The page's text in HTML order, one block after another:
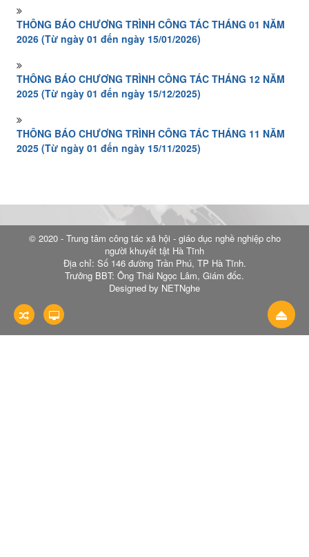
THÔNG BÁO CHƯƠNG TRÌNH CÔNG TÁC THÁNG 01 NĂM
2026 (Từ ngày 01 đến ngày 15/01/2026)
THÔNG BÁO CHƯƠNG TRÌNH CÔNG TÁC THÁNG 12 NĂM
2025 (Từ ngày 01 đến ngày 15/12/2025)
THÔNG BÁO CHƯƠNG TRÌNH CÔNG TÁC THÁNG 11 NĂM
2025 (Từ ngày 01 đến ngày 15/11/2025)
© 2020 - Trung tâm công tác xã hội - giáo dục nghề nghiệp cho
người khuyết tật Hà Tĩnh
Địa chỉ: Số 146 đường Trần Phú, TP Hà Tĩnh.
Trưởng BBT: Ông Thái Ngọc Lâm, Giám đốc.
Designed by NETNghe